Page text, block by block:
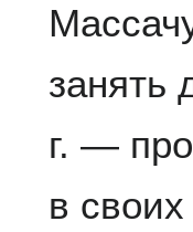
занять
г. —
в